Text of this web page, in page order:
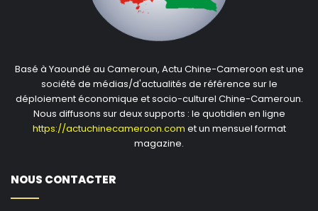
Basé à Yaoundé au Cameroun, Actu Chine-Cameroon est une
société de médias/d'actualités de référence sur le
déploiement économique et socio-culturel Chine-Cameroun.
Nous diffusons sur deux supports : le quotidien en ligne
https://actuchinecameroon.com et un mensuel format
magazine.
NOUS CONTACTER